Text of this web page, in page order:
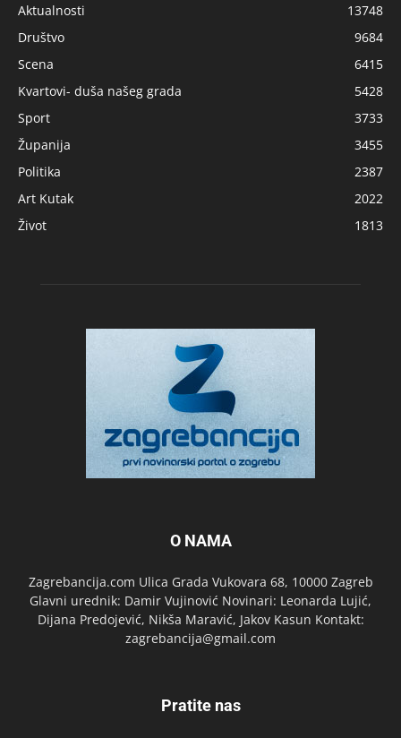
Aktualnosti
13748
Društvo
9684
Scena
6415
Kvartovi- duša našeg grada
5428
Sport
3733
Županija
3455
Politika
2387
Art Kutak
2022
Život
1813
O NAMA
Zagrebancija.com Ulica Grada Vukovara 68, 10000 Zagreb
Glavni urednik: Damir Vujinović Novinari: Leonarda Lujić,
Dijana Predojević, Nikša Maravić, Jakov Kasun Kontakt:
zagrebancija@gmail.com
Pratite nas